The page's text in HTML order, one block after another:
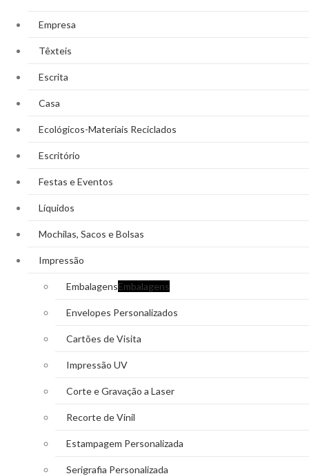
Empresa
Têxteis
Escrita
Casa
Ecológicos-Materiais Reciclados
Escritório
Festas e Eventos
Líquidos
Mochilas, Sacos e Bolsas
Impressão
EmbalagensEmbalagens
Envelopes Personalizados
Cartões de Visita
Impressão UV
Corte e Gravação a Laser
Recorte de Vinil
Estampagem Personalizada
Serigrafia Personalizada